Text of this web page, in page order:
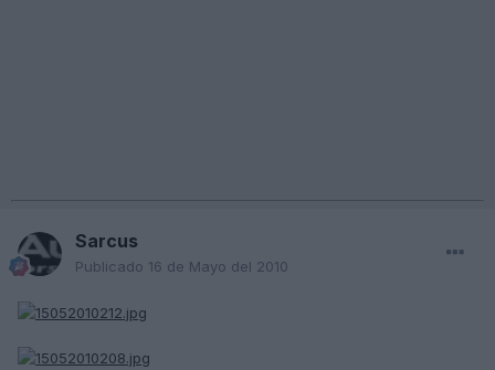
Sarcus
Publicado 16 de Mayo del 2010